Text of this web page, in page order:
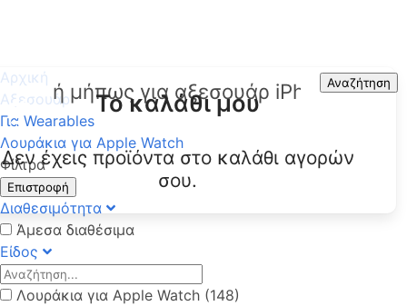
Αναζήτηση
Το καλάθι μου
Δεν έχεις προϊόντα στο καλάθι αγορών
σου.
Αρχική
Αξεσουάρ
Για Wearables
Λουράκια για Apple Watch
Φίλτρα
Επιστροφή
Διαθεσιμότητα
Άμεσα διαθέσιμα
Είδος
Λουράκια για Apple Watch (148)